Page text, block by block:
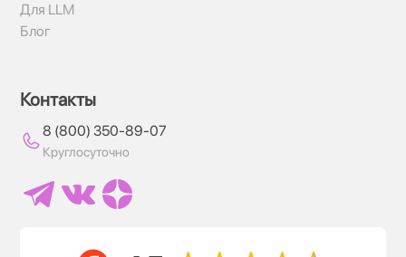
Для LLM
Блог
Контакты
8 (800) 350-89-07
Круглосуточно